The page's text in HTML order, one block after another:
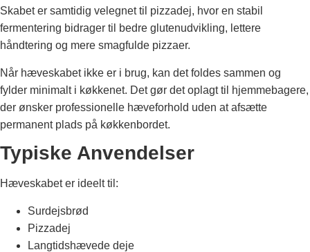
Skabet er samtidig velegnet til pizzadej, hvor en stabil
fermentering bidrager til bedre glutenudvikling, lettere
håndtering og mere smagfulde pizzaer.
Når hæveskabet ikke er i brug, kan det foldes sammen og
fylder minimalt i køkkenet. Det gør det oplagt til hjemmebagere,
der ønsker professionelle hæveforhold uden at afsætte
permanent plads på køkkenbordet.
Typiske Anvendelser
Hæveskabet er ideelt til:
Surdejsbrød
Pizzadej
Langtidshævede deje